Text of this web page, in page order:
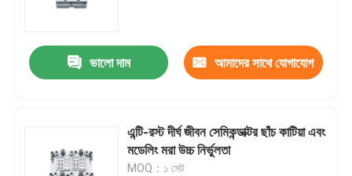
ভালো দাম আমাদের সাথে যোগাযোগ
এন্টি-রস্ট দীর্ঘ জীবন সেমিকন্ডাক্টর ছাঁচ কাটিয়া এবং
মডেলিং মরা উচ্চ নির্ভুলতা
MOQ：১ সেট